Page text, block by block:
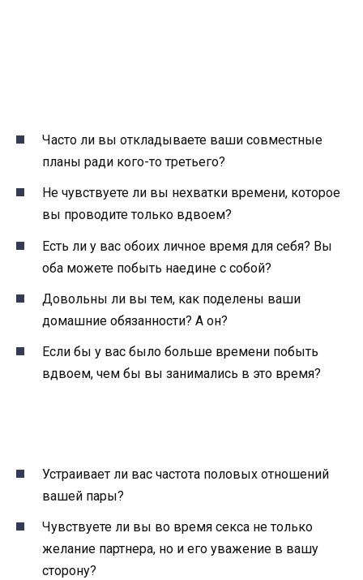
Часто ли вы откладываете ваши совместные
планы ради кого-то третьего?
Не чувствуете ли вы нехватки времени, которое
вы проводите только вдвоем?
Есть ли у вас обоих личное время для себя? Вы
оба можете побыть наедине с собой?
Довольны ли вы тем, как поделены ваши
домашние обязанности? А он?
Если бы у вас было больше времени побыть
вдвоем, чем бы вы занимались в это время?
Устраивает ли вас частота половых отношений
вашей пары?
Чувствуете ли вы во время секса не только
желание партнера, но и его уважение в вашу
сторону?